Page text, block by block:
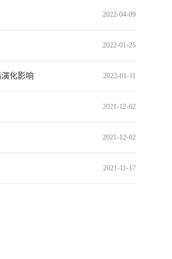
2022-04-09
2022-01-25
化影响 2022-01-11
2021-12-02
2021-12-02
2021-11-17